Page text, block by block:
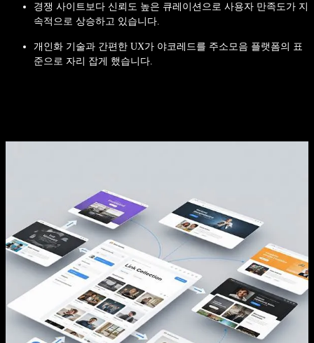
경쟁 사이트보다 신뢰도 높은 큐레이션으로 사용자 만족도가 지
속적으로 상승하고 있습니다.
개인화 기술과 간편한 UX가 야코레드를 주소모음 플랫폼의 표
준으로 자리 잡게 했습니다.